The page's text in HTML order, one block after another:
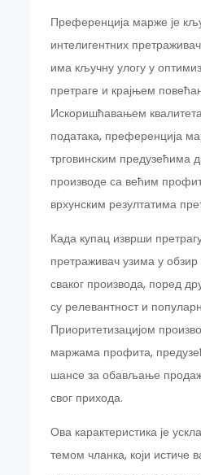
Преференција марже је
интелигентних
има кључну улогу у
претраге и крајњем
Искоришћавањем
података, преференција
трговинским предузећима
производе са већим
врхунским резултатима
Када купац изврши
претраживач узима у
сваког производа, поред
су релевантност и
Приоритетизацијом
маржама профита,
шансе за обављање
свог прихода.
Ова карактеристика је
темом чланка, који истиче